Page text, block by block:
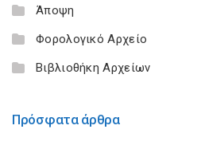
Άποψη
Φορολογικό Αρχείο
Βιβλιοθήκη Αρχείων
Πρόσφατα άρθρα